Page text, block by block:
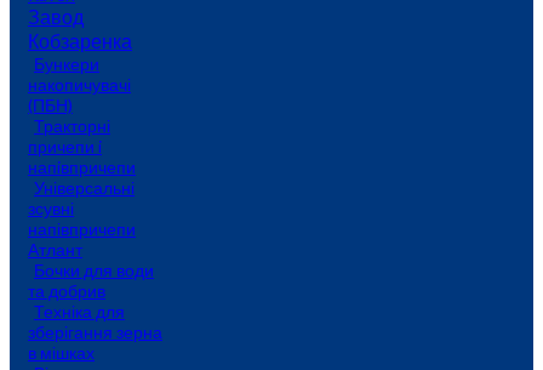
Завод
Кобзаренка
Бункери
накопичувачі
(ПБН)
Тракторні
причепи i
напiвпричепи
Універсальні
зсувні
напівпричепи
Атлант
Бочки для води
та добрив
Техніка для
зберігання зерна
в мішках